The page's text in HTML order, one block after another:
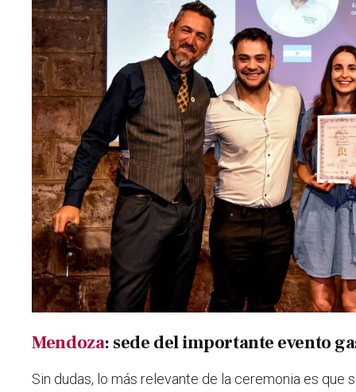
Mendoza: sede del importante evento
Sin dudas, lo más relevante de la ceremonia es que